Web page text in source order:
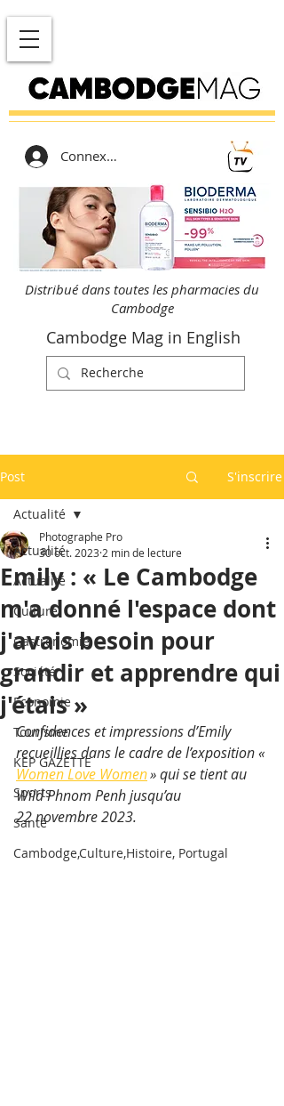
Connexion
Distribué dans toutes les pharmacies du
Cambodge
Cambodge Mag in English
Post S'inscrire
Actualité
Actualité
Culture
Gastronomie
Société
Economie
Tourisme
KEP GAZETTE
Sports
Santé
Cambodge,Culture,Histoire, Portugal
Actualité
Emily : « Le Cambodge
m'a donné l'espace dont
j'avais besoin pour
grandir et apprendre qui
j'étais »
Photographe Pro
30 oct. 2023 2 min de lecture
Confidences et impressions d’Emily
recueillies dans le cadre de l’exposition «
Women Love Women » qui se tient au
Wild Phnom Penh jusqu’au
22 novembre 2023.